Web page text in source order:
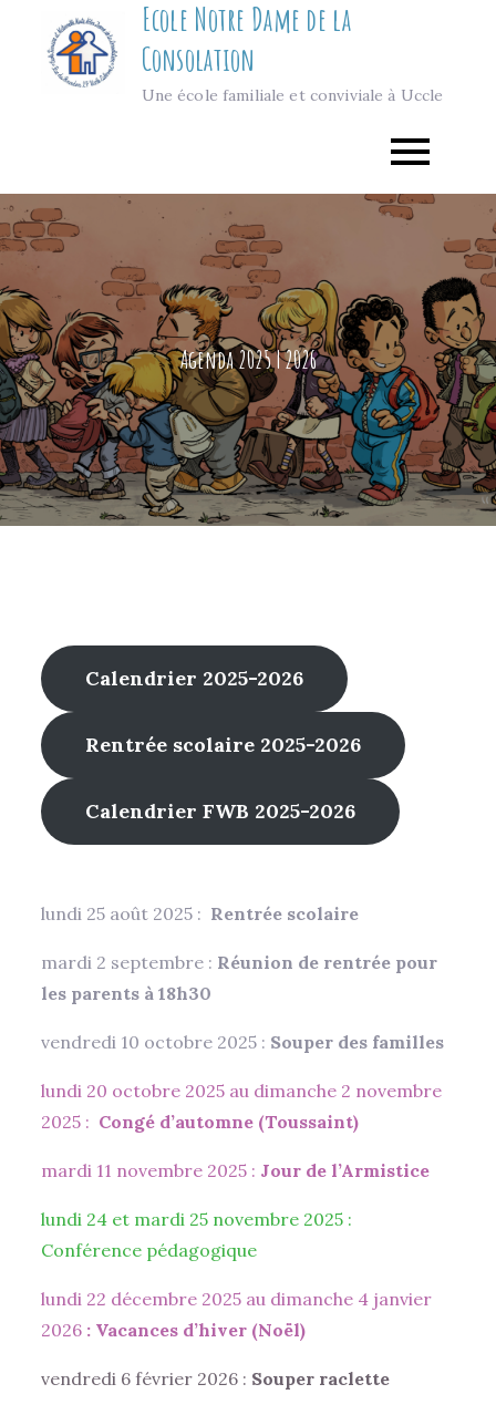
content
Ecole Notre Dame de la
Consolation
Une école familiale et conviviale à Uccle
Agenda 2025 | 2026
Calendrier 2025-2026
Rentrée scolaire 2025-2026
Calendrier FWB 2025-2026
lundi 25 août 2025 : Rentrée scolaire
mardi 2 septembre : Réunion de rentrée pour
les parents à 18h30
vendredi 10 octobre 2025 : Souper des familles
lundi 20 octobre 2025 au dimanche 2 novembre
2025 : Congé d’automne (Toussaint)
mardi 11 novembre 2025 : Jour de l’Armistice
lundi 24 et mardi 25 novembre 2025 :
Conférence pédagogique
lundi 22 décembre 2025 au dimanche 4 janvier
2026 : Vacances d’hiver (Noël)
vendredi 6 février 2026 : Souper raclette